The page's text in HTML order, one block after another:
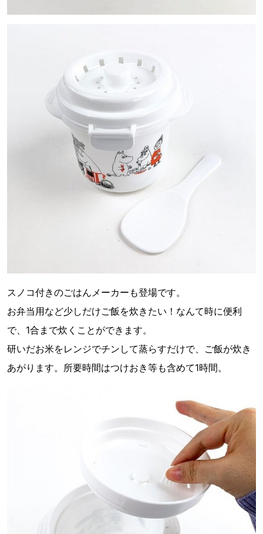
スノコ付きのごはんメーカーも登場です。
お弁当用など少しだけご飯を炊きたい！なんて時に便利
で、1合まで炊くことができます。
研いだお米をレンジでチンして蒸らすだけで、ご飯が炊き
あがります。所要時間はつけおき等も含めて1時間。